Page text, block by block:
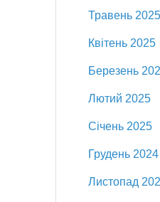
Травень 2025
Квітень 2025
Березень
Лютий 2025
Січень 2025
Грудень 2024
Листопад